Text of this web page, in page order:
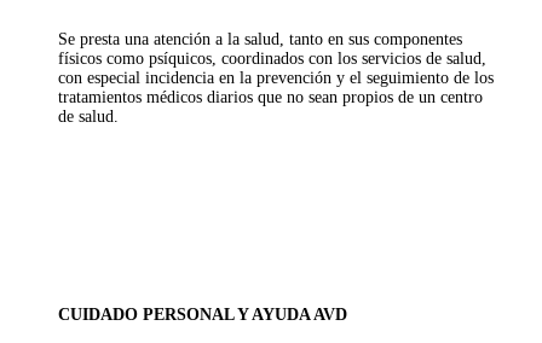
Se presta una atención a la salud, tanto en sus componentes
físicos como psíquicos, coordinados con los servicios de salud,
con especial incidencia en la prevención y el seguimiento de los
tratamientos médicos diarios que no sean propios de un centro
de salud.
CUIDADO PERSONAL Y AYUDA AVD